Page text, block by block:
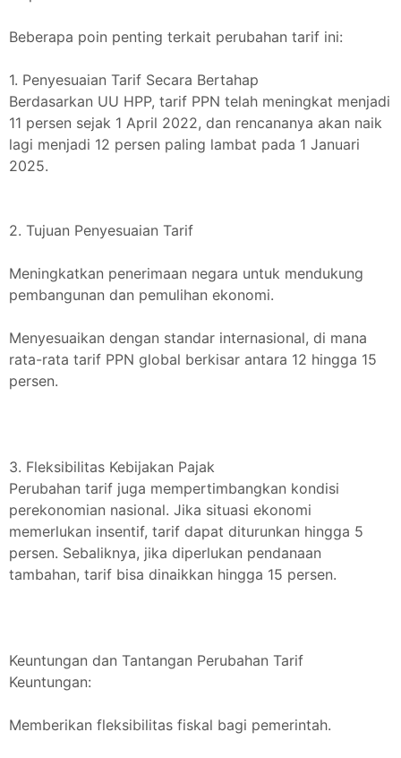
Beberapa poin penting terkait perubahan tarif ini:
1. Penyesuaian Tarif Secara Bertahap
Berdasarkan UU HPP, tarif PPN telah meningkat menjadi
11 persen sejak 1 April 2022, dan rencananya akan naik
lagi menjadi 12 persen paling lambat pada 1 Januari
2025.
2. Tujuan Penyesuaian Tarif
Meningkatkan penerimaan negara untuk mendukung
pembangunan dan pemulihan ekonomi.
Menyesuaikan dengan standar internasional, di mana
rata-rata tarif PPN global berkisar antara 12 hingga 15
persen.
3. Fleksibilitas Kebijakan Pajak
Perubahan tarif juga mempertimbangkan kondisi
perekonomian nasional. Jika situasi ekonomi
memerlukan insentif, tarif dapat diturunkan hingga 5
persen. Sebaliknya, jika diperlukan pendanaan
tambahan, tarif bisa dinaikkan hingga 15 persen.
Keuntungan dan Tantangan Perubahan Tarif
Keuntungan:
Memberikan fleksibilitas fiskal bagi pemerintah.